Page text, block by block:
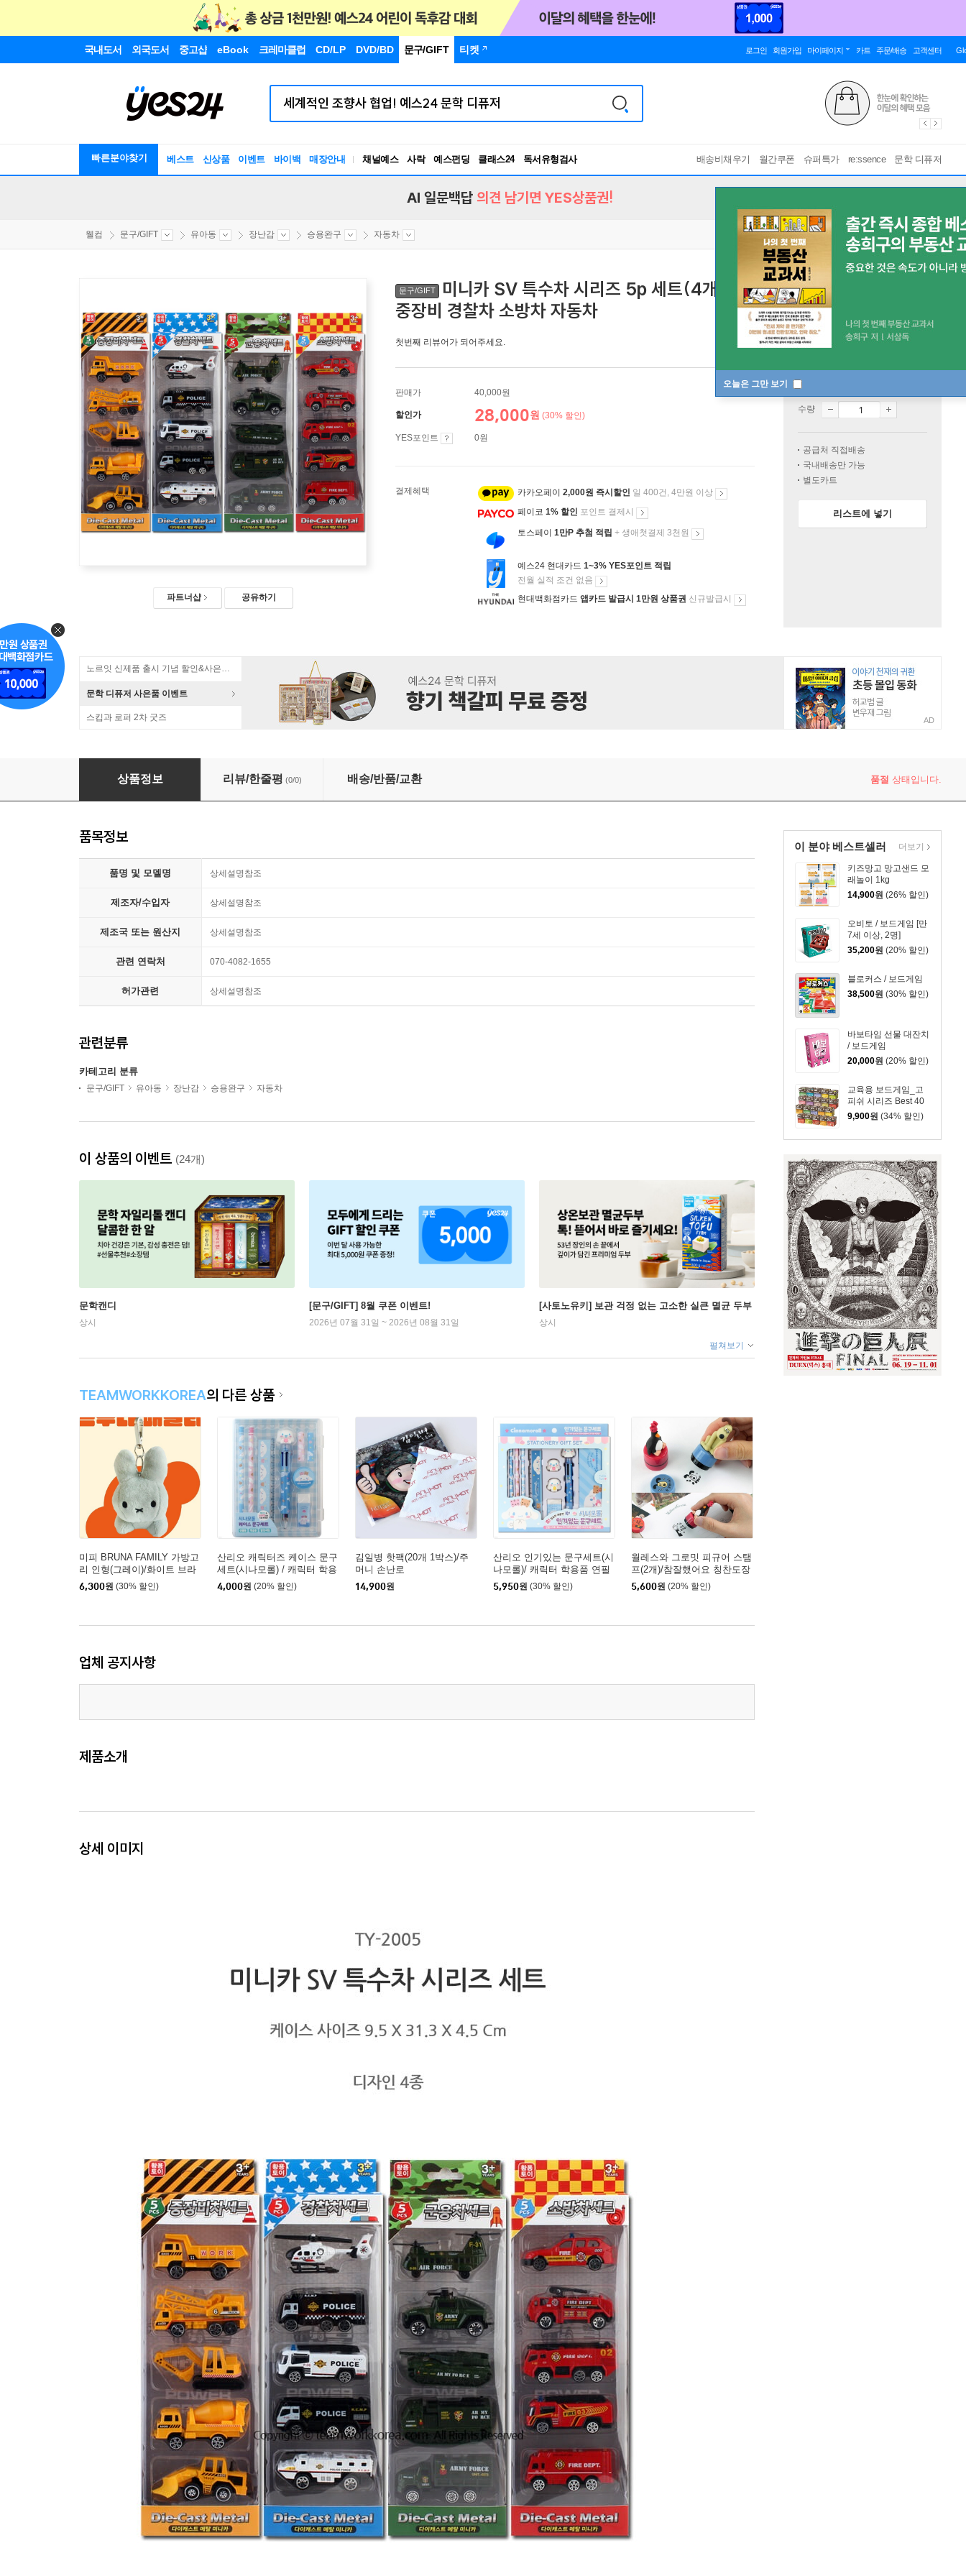
국내도서 외국도서 중고샵 eBook 크레마클럽 CD/LP DVD/BD 문구/GIFT 티켓 로그인 회원가입 마이페이지 카트 주문/배송 고객센터
빠른분야찾기 베스트 신상품 이벤트 바이백 매장안내 채널예스 사락 예스펀딩 클래스24
독서유형검사
RBTI Lab
배송비채우기 월간쿠폰 슈퍼특가 re:ssence 문학 디퓨저
오늘은 그만 보기
AI 일문백답 의견 남기면 YES상품권!
웰컴 문구/GIFT 유아동 장난감 승용완구 자동차
파트너샵 공유하기
문구/GIFT
미니카 SV 특수차 시리즈 5p 세트(4개)/다이캐스트 메탈 미니 군용차
중장비 경찰차 소방차 자동차
첫번째 리뷰어가 되어주세요.
판매가 40,000원
할인가 28,000원 (30% 할인)
YES포인트 0원
결제혜택 카카오페이 2,000원 즉시할인 일 400건, 4만원 이상
페이코 1% 할인 포인트 결제시
토스페이 1만P 추첨 적립 + 생애첫결제 3천원
예스24 현대카드 1~3% YES포인트 적립
전월 실적 조건 없음
현대백화점카드 앱카드 발급시 1만원 상품권 신규발급시
품절
수량
공급처 직접배송
국내배송만 가능
별도카트
리스트에 넣기
노르잇 신제품 출시 기념 할인&사은품 증정!
문학 디퓨저 사은품 이벤트
스킵과 로퍼 2차 굿즈 AD
미니카 SV 특수차 시리즈 5p 세트(4개)/다이캐스트 메탈 미니 군용차 중장비 경찰차 소방차 자동차
상품정보 리뷰/한줄평 (0/0) 배송/반품/교환 품절 상태입니다.
이 분야 베스트셀러
키즈망고 망고샌드 모
래놀이 1kg
14,900원 (26% 할인)
오비토 / 보드게임 [만
7세 이상, 2명]
35,200원 (20% 할인)
블로커스 / 보드게임
38,500원 (30% 할인)
바보타임 선물 대잔치
/ 보드게임
20,000원 (20% 할인)
교육용 보드게임_고
피쉬 시리즈 Best 40
9,900원 (34% 할인)
더보기
품목정보
품명 및 모델명 상세설명참조
제조자/수입자 상세설명참조
제조국 또는 원산지 상세설명참조
관련 연락처 070-4082-1655
허가관련 상세설명참조
관련분류
카테고리 분류
문구/GIFT 유아동 장난감 승용완구 자동차
이 상품의 이벤트 (24개)
문학캔디
상시
[문구/GIFT] 8월 쿠폰 이벤트!
2026년 07월 31일 ~ 2026년 08월 31일
[사토노유키] 보관 걱정 없는 고소한 실큰 멸균 두부
상시
펼쳐보기
TEAMWORKKOREA의 다른 상품
미피 BRUNA FAMILY 가방고
리 인형(그레이)/화이트 브라
운 굿즈 가방장식 열쇠고리
키링
6,300원 (30% 할인)
산리오 캐릭터즈 케이스 문구
세트(시나모롤) / 캐릭터 학용
품 연필 볼펜 연필깎이
4,000원 (20% 할인)
김일병 핫팩(20개 1박스)/주
머니 손난로
14,900원
산리오 인기있는 문구세트(시
나모롤)/ 캐릭터 학용품 연필
볼펜 연필깎이
5,950원 (30% 할인)
월레스와 그로밋 피규어 스탬
프(2개)/참잘했어요 칭찬도장
5,600원 (20% 할인)
업체 공지사항
제품소개
상세 이미지